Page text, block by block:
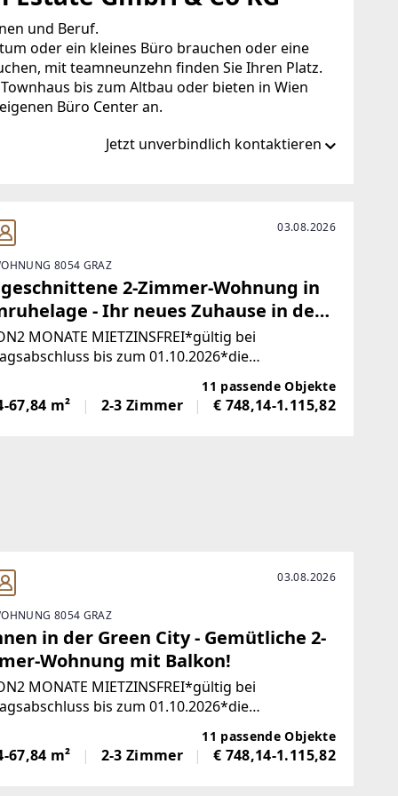
und Beruf.
oder ein kleines Büro brauchen oder eine
mit teamneunzehn finden Sie Ihren Platz.
bis zum Altbau oder bieten in Wien
Büro Center an.
Jetzt unverbindlich kontaktieren
03.08.2026
8054 GRAZ
2-Zimmer-Wohnung in
- Ihr neues Zuhause in der
City!
MONATE MIETZINSFREI*gültig bei
bis zum 01.10.2026*die
zu entrichten Urbanes Wohnen trifft grüne
Willkommen in Ihrem
11 passende Objekte
67,84 m² 2-3 Zimmer € 748,14-1.115,82
03.08.2026
8054 GRAZ
in der Green City - Gemütliche 2-
Wohnung mit Balkon!
MONATE MIETZINSFREI*gültig bei
bis zum 01.10.2026*die
zu entrichten URBANES WOHNEN IN GRÜNER
- IHR NEUES ZUHAUSE IN
11 passende Objekte
67,84 m² 2-3 Zimmer € 748,14-1.115,82